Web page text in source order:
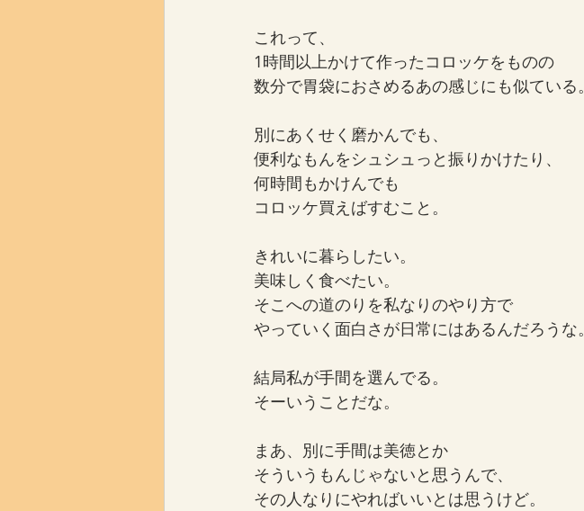
これって、
1時間以上かけて作ったコロッケをものの
数分で胃袋におさめるあの感じにも似ている。
別にあくせく磨かんでも、
便利なもんをシュシュっと振りかけたり、
何時間もかけんでも
コロッケ買えばすむこと。
きれいに暮らしたい。
美味しく食べたい。
そこへの道のりを私なりのやり方で
やっていく面白さが日常にはあるんだろうな。
結局私が手間を選んでる。
そーいうことだな。
まあ、別に手間は美徳とか
そういうもんじゃないと思うんで、
その人なりにやればいいとは思うけど。